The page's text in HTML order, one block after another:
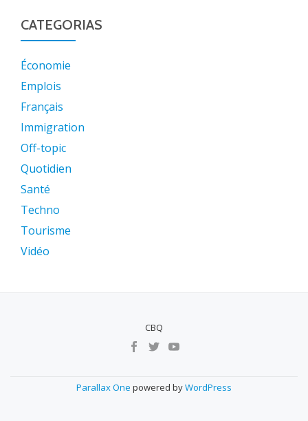
CATEGORIAS
Économie
Emplois
Français
Immigration
Off-topic
Quotidien
Santé
Techno
Tourisme
Vidéo
CBQ
Parallax One powered byWordPress